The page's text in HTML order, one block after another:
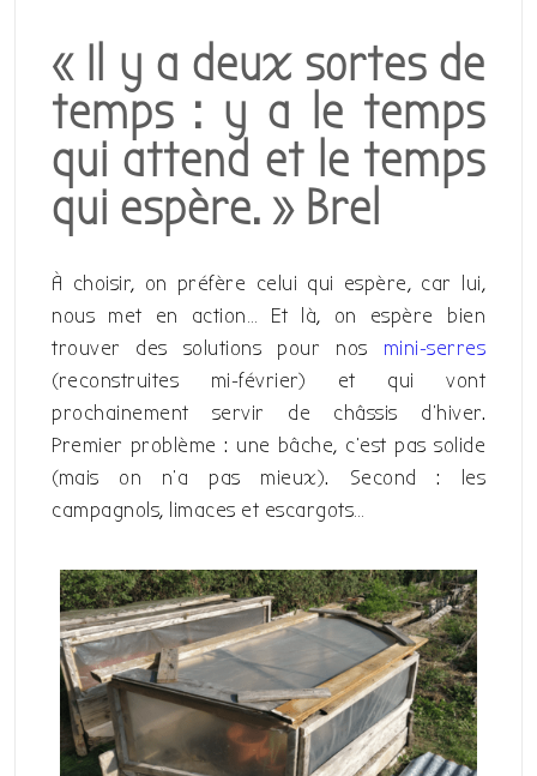
« Il y a deux sortes de
temps : y a le temps
qui attend et le temps
qui espère. » Brel
À choisir, on préfère celui qui espère, car lui,
nous met en action… Et là, on espère bien
trouver des solutions pour nos mini-serres
(reconstruites mi-février) et qui vont
prochainement servir de châssis d’hiver.
Premier problème : une bâche, c’est pas solide
(mais on n’a pas mieux). Second : les
campagnols, limaces et escargots…